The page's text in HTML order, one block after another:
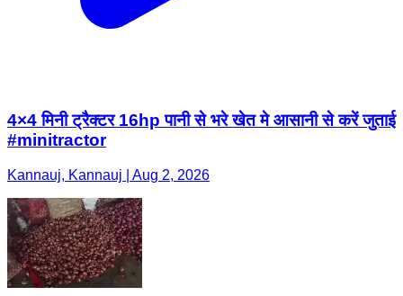
4×4 मिनी ट्रैक्टर 16hp पानी से भरे खेत मे आसानी से करें जुताई
#minitractor
Kannauj, Kannauj | Aug 2, 2026